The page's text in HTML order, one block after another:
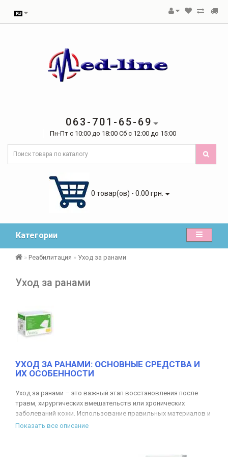
063-701-65-69
Пн-Пт с 10:00 до 18:00 Сб с 12:00 до 15:00
0 товар(ов) - 0.00 грн.
Категории
Реабилитация Уход за ранами
Уход за ранами
УХОД ЗА РАНАМИ: ОСНОВНЫЕ СРЕДСТВА И
ИХ ОСОБЕННОСТИ
Уход за ранами – это важный этап восстановления после
травм, хирургических вмешательств или хронических
заболеваний кожи. Использование правильных материалов и
повязок помогает ускорить заживление, минимизировать
за ранами, таких как хирургический пластырь,
Показать все описание